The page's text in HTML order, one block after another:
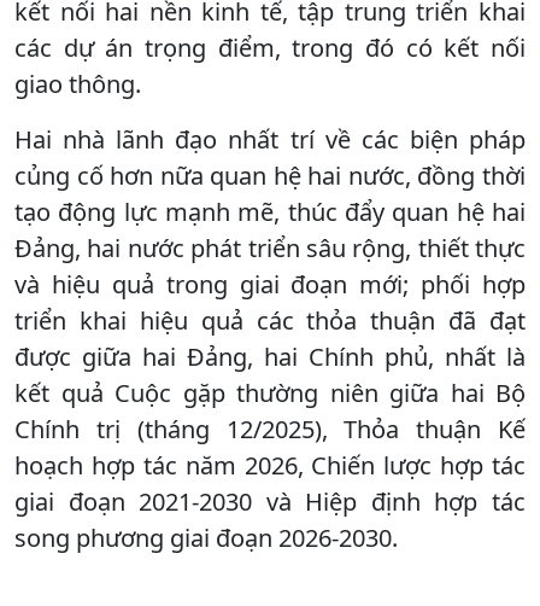
kết nối hai nền kinh tế, tập trung triển khai
các dự án trọng điểm, trong đó có kết nối
giao thông.
Hai nhà lãnh đạo nhất trí về các biện pháp
củng cố hơn nữa quan hệ hai nước, đồng thời
tạo động lực mạnh mẽ, thúc đẩy quan hệ hai
Đảng, hai nước phát triển sâu rộng, thiết thực
và hiệu quả trong giai đoạn mới; phối hợp
triển khai hiệu quả các thỏa thuận đã đạt
được giữa hai Đảng, hai Chính phủ, nhất là
kết quả Cuộc gặp thường niên giữa hai Bộ
Chính trị (tháng 12/2025), Thỏa thuận Kế
hoạch hợp tác năm 2026, Chiến lược hợp tác
giai đoạn 2021-2030 và Hiệp định hợp tác
song phương giai đoạn 2026-2030.